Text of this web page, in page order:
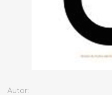
Autor: